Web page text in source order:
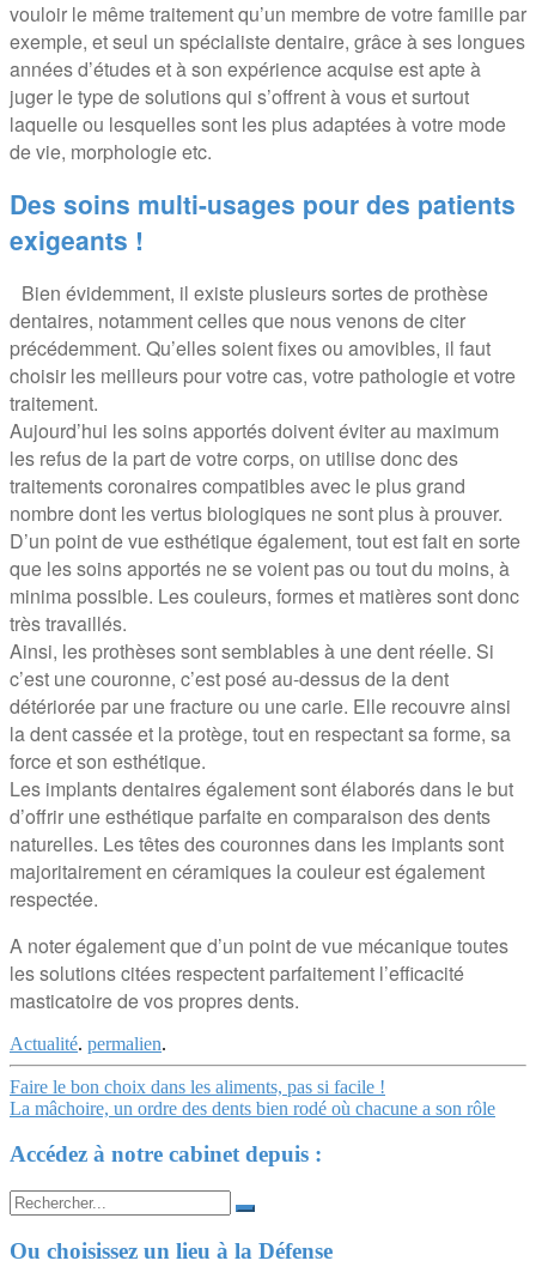
vouloir le même traitement qu’un membre de votre famille par
exemple, et seul un spécialiste dentaire, grâce à ses longues
années d’études et à son expérience acquise est apte à
juger le type de solutions qui s’offrent à vous et surtout
laquelle ou lesquelles sont les plus adaptées à votre mode
de vie, morphologie etc.
Des soins multi-usages pour des patients
exigeants !
Bien évidemment, il existe plusieurs sortes de prothèse
dentaires, notamment celles que nous venons de citer
précédemment. Qu’elles soient fixes ou amovibles, il faut
choisir les meilleurs pour votre cas, votre pathologie et votre
traitement.
Aujourd’hui les soins apportés doivent éviter au maximum
les refus de la part de votre corps, on utilise donc des
traitements coronaires compatibles avec le plus grand
nombre dont les vertus biologiques ne sont plus à prouver.
D’un point de vue esthétique également, tout est fait en sorte
que les soins apportés ne se voient pas ou tout du moins, à
minima possible. Les couleurs, formes et matières sont donc
très travaillés.
Ainsi, les prothèses sont semblables à une dent réelle. Si
c’est une couronne, c’est posé au-dessus de la dent
détériorée par une fracture ou une carie. Elle recouvre ainsi
la dent cassée et la protège, tout en respectant sa forme, sa
force et son esthétique.
Les implants dentaires également sont élaborés dans le but
d’offrir une esthétique parfaite en comparaison des dents
naturelles. Les têtes des couronnes dans les implants sont
majoritairement en céramiques la couleur est également
respectée.
A noter également que d’un point de vue mécanique toutes
les solutions citées respectent parfaitement l’efficacité
masticatoire de vos propres dents.
Actualité. permalien.
Navigation
Article
Faire le bon choix dans les aliments, pas si facile !
La mâchoire, un ordre des dents bien rodé où chacune a son rôle
Accédez à notre cabinet depuis :
Search
for:
Ou choisissez un lieu à la Défense